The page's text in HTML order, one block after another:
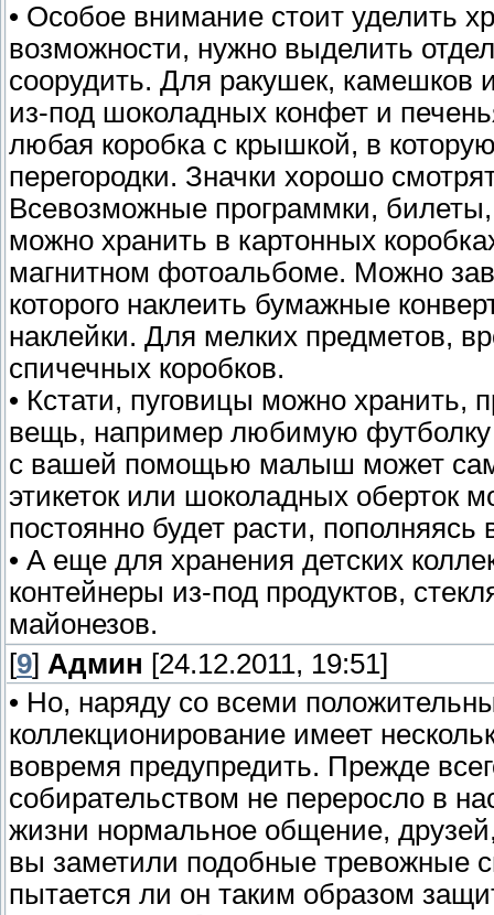
• Особое внимание стоит уделить
возможности, нужно выделить
соорудить. Для ракушек, камешков
из-под шоколадных конфет и
любая коробка с крышкой, в
перегородки. Значки хорошо
Всевозможные программки, билеты,
можно хранить в картонных
магнитном фотоальбоме. Можно
которого наклеить бумажные
наклейки. Для мелких предметов,
спичечных коробков.
• Кстати, пуговицы можно
вещь, например любимую футболку
с вашей помощью малыш может сам
этикеток или шоколадных оберток
постоянно будет расти,
• А еще для хранения детских
контейнеры из-под продуктов,
майонезов.
[9] Админ [24.12.2011, 19:51]
• Но, наряду со всеми
коллекционирование имеет
вовремя предупредить. Прежде
собирательством не переросло в
жизни нормальное общение,
вы заметили подобные тревожные
пытается ли он таким образом